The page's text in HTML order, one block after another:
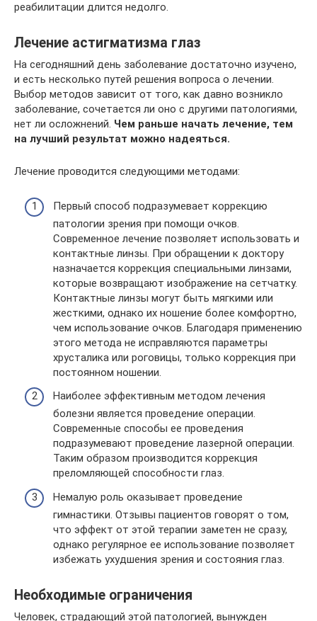
реабилитации длится недолго.
Лечение астигматизма глаз
На сегодняшний день заболевание достаточно изучено,
и есть несколько путей решения вопроса о лечении.
Выбор методов зависит от того, как давно возникло
заболевание, сочетается ли оно с другими патологиями,
нет ли осложнений. Чем раньше начать лечение, тем
на лучший результат можно надеяться.
Лечение проводится следующими методами:
Первый способ подразумевает коррекцию
патологии зрения при помощи очков.
Современное лечение позволяет использовать и
контактные линзы. При обращении к доктору
назначается коррекция специальными линзами,
которые возвращают изображение на сетчатку.
Контактные линзы могут быть мягкими или
жесткими, однако их ношение более комфортно,
чем использование очков. Благодаря применению
этого метода не исправляются параметры
хрусталика или роговицы, только коррекция при
постоянном ношении.
Наиболее эффективным методом лечения
болезни является проведение операции.
Современные способы ее проведения
подразумевают проведение лазерной операции.
Таким образом производится коррекция
преломляющей способности глаз.
Немалую роль оказывает проведение
гимнастики. Отзывы пациентов говорят о том,
что эффект от этой терапии заметен не сразу,
однако регулярное ее использование позволяет
избежать ухудшения зрения и состояния глаз.
Необходимые ограничения
Человек, страдающий этой патологией, вынужден